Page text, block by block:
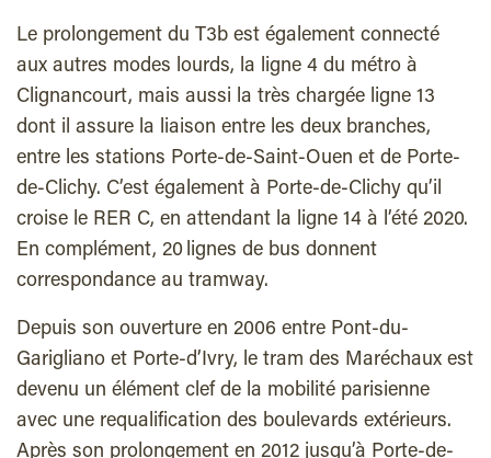
Le prolongement du T3b est également connecté
aux autres modes lourds, la ligne 4 du métro à
Clignancourt, mais aussi la très chargée ligne 13
dont il assure la liaison entre les deux branches,
entre les stations Porte-de-Saint-Ouen et de Porte-
de-Clichy. C’est également à Porte-de-Clichy qu’il
croise le RER C, en attendant la ligne 14 à l’été 2020.
En complément, 20 lignes de bus donnent
correspondance au tramway.
Depuis son ouverture en 2006 entre Pont-du-
Garigliano et Porte-d’Ivry, le tram des Maréchaux est
devenu un élément clef de la mobilité parisienne
avec une requalification des boulevards extérieurs.
Après son prolongement en 2012 jusqu’à Porte-de-